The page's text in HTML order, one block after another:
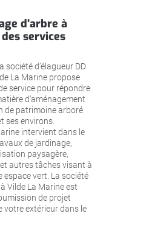
d’arbre à
services
société d’élagueur DD
La Marine propose
service pour répondre
d’aménagement
de patrimoine arboré
ses environs.
intervient dans le
de jardinage,
paysagère,
autres tâches visant à
espace vert. La société
Vilde La Marine est
de projet
votre extérieur dans le